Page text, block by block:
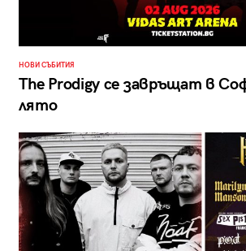
НОВИ СЪБИТИЯ
The Prodigy се завръщат в
лято